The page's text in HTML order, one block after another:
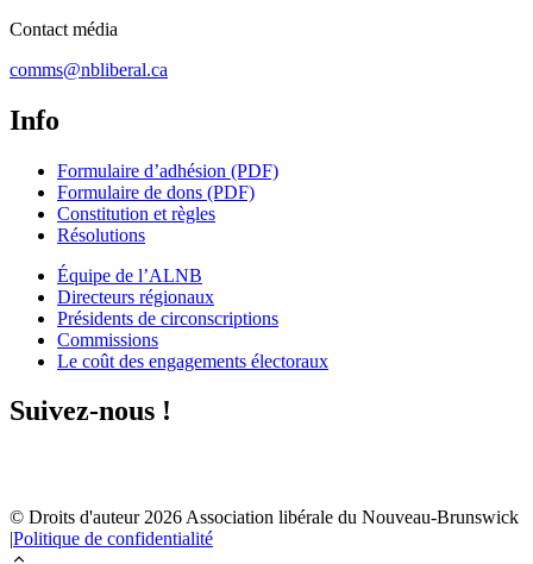
Contact média
comms@nbliberal.ca
Info
Formulaire d’adhésion (PDF)
Formulaire de dons (PDF)
Constitution et règles
Résolutions
Équipe de l’ALNB
Directeurs régionaux
Présidents de circonscriptions
Commissions
Le coût des engagements électoraux
Suivez-nous !
© Droits d'auteur 2026 Association libérale du Nouveau-Brunswick
|Politique de confidentialité